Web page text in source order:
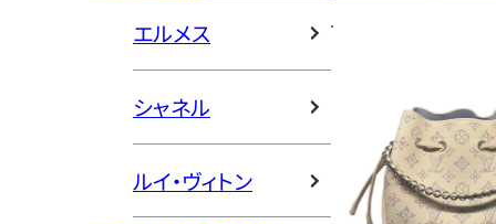
エルメス
シャネル
ルイ・ヴィトン